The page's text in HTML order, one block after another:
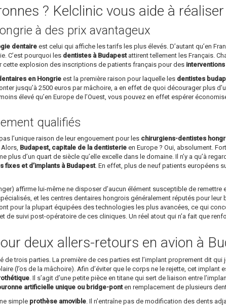
? Kelclinic vous aide à
à des prix avantageux
dentaire est celui qui affiche les tarifs les plus élevés. D’autant qu’en
C’est pourquoi les dentistes à Budapestattirent tellement les Français.
cette explosion des inscriptions de patients français pour des
en Hongrieest la première raison pour laquelle les dentistes
jusqu’à 2500 euros par mâchoire, a en effet de quoi décourager plus
élevé qu’en Europe de l’Ouest, vous pouvez en effet espérer
qualifiés
l’unique raison de leur engouement pour les chirurgiens-dentistes
Budapest, capitale de la dentisterie en Europe ? Oui, absolument.
plus d’un quart de siècle qu’elle excelle dans le domaine. Il n’y a qu’à
et d’implants à Budapest. En effet, plus de neuf patients européens
affirme lui-même ne disposer d’aucun élément susceptible de
et les centres dentaires hongrois généralement réputés pour leur
pour la plupart équipées des technologies les plus avancées, ce qui
de suivi post-opératoire de ces cliniques. Un réel atout qui n’a fait que
deux allers-retours en avion à
de trois parties. La première de ces parties est l’implant proprement dit qui
(l’os de la mâchoire). Afin d’éviter que le corps ne le rejette, cet
. Il s’agit d’une petite pièce en titane qui sert de liaison entre
artificielle unique ou bridge-ponten remplacement de plusieurs
simple prothèse amovible. Il n’entraîne pas de modification des dents